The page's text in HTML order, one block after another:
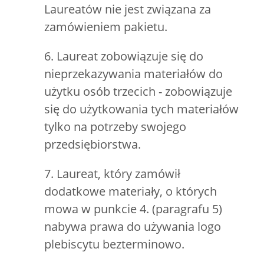
Laureatów nie jest związana za
zamówieniem pakietu.
6. Laureat zobowiązuje się do
nieprzekazywania materiałów do
użytku osób trzecich - zobowiązuje
się do użytkowania tych materiałów
tylko na potrzeby swojego
przedsiębiorstwa.
7. Laureat, który zamówił
dodatkowe materiały, o których
mowa w punkcie 4. (paragrafu 5)
nabywa prawa do używania logo
plebiscytu bezterminowo.